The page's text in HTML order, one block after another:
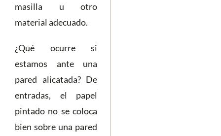
masilla u otro
material adecuado.
¿Qué ocurre si
estamos ante una
pared alicatada? De
entradas, el papel
pintado no se coloca
bien sobre una pared